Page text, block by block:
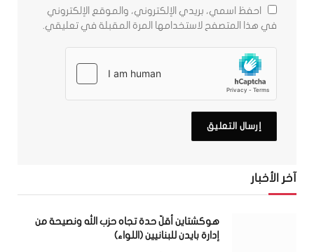
احفظ اسمي، بريدي الإلكتروني، والموقع الإلكتروني
في هذا المتصفح لاستخدامها المرة المقبلة في تعليقي.
آخر الأخبار
هوكشتاين أقلّ حدة تجاه حزب الله ونصيحة من
إدارة بايدن للبنانيين (اللواء)